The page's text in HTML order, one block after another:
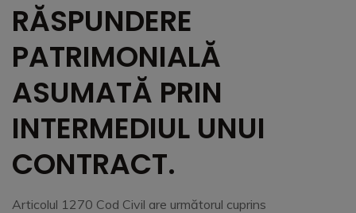
RĂSPUNDERE
PATRIMONIALĂ
ASUMATĂ PRIN
INTERMEDIUL UNUI
CONTRACT.
Articolul 1270 Cod Civil are următorul cuprins